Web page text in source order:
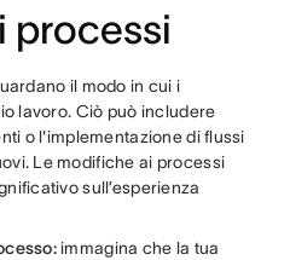
processi
il modo in cui i
lavoro. Ciò può includere
o l'implementazione di flussi
Le modifiche ai processi
sull’esperienza
immagina che la tua